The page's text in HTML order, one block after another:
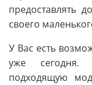
предоставлять
своего
У Вас есть
уже
подходящую